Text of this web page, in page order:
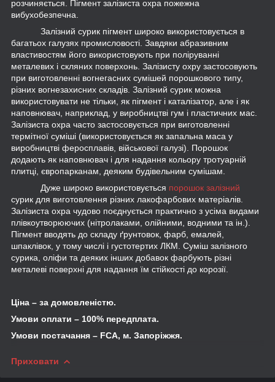
розчиняється. Пігмент залізиста охра пожежна
вибухобезпечна.
Залізний сурик пігмент широко використовується в
багатьох галузях промисловості. Завдяки абразивним
властивостям його використовують при поліруванні
металевих і скляних поверхонь. Залізисту охру застосовують
при виготовленні вогнегасних сумішей порошкового типу,
різних вогнезахисних складів. Залізний сурик можна
використовувати не тільки, як пігмент і каталізатор, але і як
наповнювач, наприклад, у виробництві гум і пластичних мас.
Залізиста охра часто застосовується при виготовленні
термітної суміші (використовується як запальна маса у
виробництві феросплавів, військової галузі). Порошок
додають як наповнювач і для надання кольору тротуарній
плитці, європарканам, деяким будівельним сумішам.
Дуже широко використовується порошок залізний
сурик для виготовлення різних лакофарбових матеріалів.
Залізиста охра чудово поєднується практично з усіма видами
плівкоутворюючих (нітролаками, олійними, водними та ін.).
Пігмент вводять до складу ґрунтовок, фарб, емалей,
шпаклівок, у тому числі і густотертих ЛКМ. Суміш залізного
сурика, оліфи та деяких інших добавок фарбують різні
металеві поверхні для надання їм стійкості до корозії.
Ціна – за домовленістю.
Умови оплати – 100% передплата.
Умови постачання – FCA, м. Запоріжжя.
Приховати